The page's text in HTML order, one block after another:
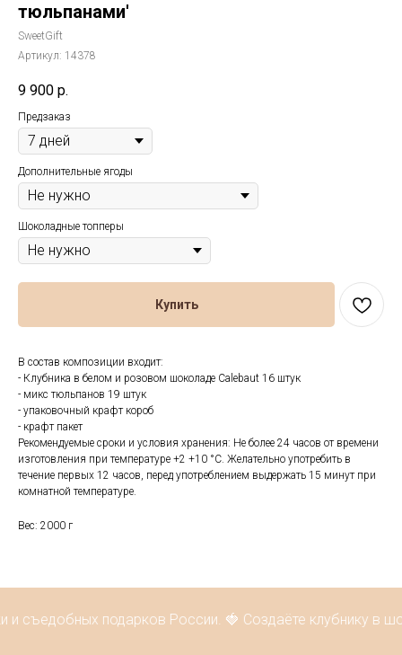
тюльпанами'
SweetGift
Артикул: 14378
9 900 р.
Предзаказ
Дополнительные ягоды
Шоколадные топперы
Купить
В состав композиции входит:
- Клубника в белом и розовом шоколаде Calebaut 16 штук
- микс тюльпанов 19 штук
- упаковочный крафт короб
- крафт пакет
Рекомендуемые сроки и условия хранения: Не более 24 часов от времени
изготовления при температуре +2 +10 °С. Желательно употребить в
течение первых 12 часов, перед употреблением выдержать 15 минут при
комнатной температуре.
Вес: 2000 г
съедобных подарков России. 🍓 Создаёте клубнику в